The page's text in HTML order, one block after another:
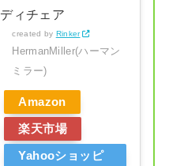
ディチェア
created by Rinker
HermanMiller(ハーマン
ミラー)
Amazon
楽天市場
Yahooショッピ